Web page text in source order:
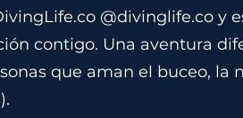
@divinglife.co y
contigo. Una aventura
que aman el buceo,